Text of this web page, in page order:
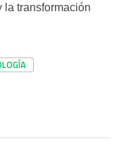
transformación